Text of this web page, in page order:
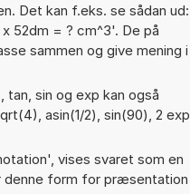
Det kan f.eks. se sådan ud:
52dm = ? cm^3'. De på
sammen og give mening i
sin og exp kan også
asin(1/2), sin(90), 2 exp
vises svaret som en
denne form for præsentation